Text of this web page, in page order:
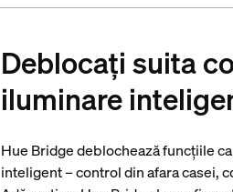
Deblocați suita
iluminare
Hue Bridge deblochează funcțiile
inteligent – control din afara casei,